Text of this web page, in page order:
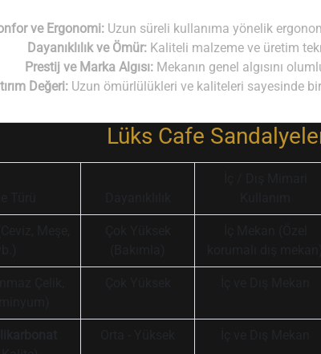
ve Ergonomi: Uzun süreli kullanıma yönelik
Dayanıklılık ve Ömür:Kaliteli malzeme ve üretim
Prestij ve Marka Algısı:Mekanın genel algısını
Değeri: Uzun ömürlülükleri ve kaliteleri sayesinde
Lüks Cafe